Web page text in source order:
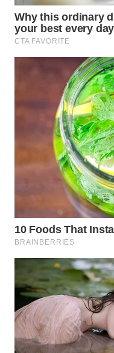
WAHANANEWS
NET
UMKM
WAHANA
WAHANA
OTOMOTIF
WAHANA
HEALTH
WAHANA
DESA
WISATA